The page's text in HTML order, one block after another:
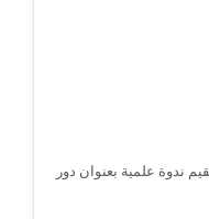
ندوة علمية بعنوان دور